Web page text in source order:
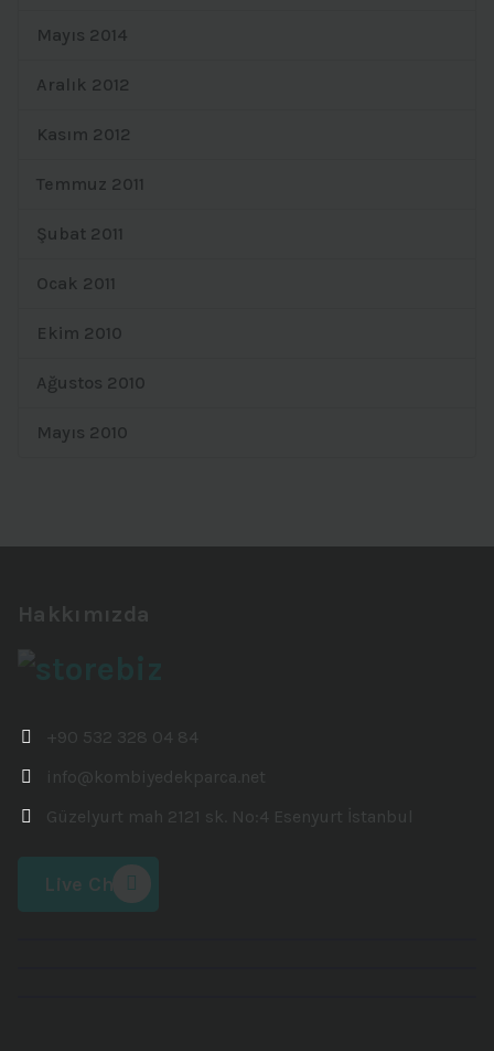
Mayıs 2014
Aralık 2012
Kasım 2012
Temmuz 2011
Şubat 2011
Ocak 2011
Ekim 2010
Ağustos 2010
Mayıs 2010
Hakkımızda
+90 532 328 04 84
info@kombiyedekparca.net
Güzelyurt mah 2121 sk. No:4 Esenyurt İstanbul
Live Chat